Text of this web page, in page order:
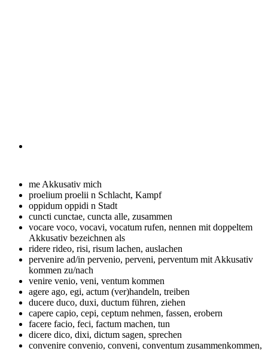
me Akkusativ mich
proelium proelii n Schlacht, Kampf
oppidum oppidi n Stadt
cuncti cunctae, cuncta alle, zusammen
vocare voco, vocavi, vocatum rufen, nennen mit doppeltem
Akkusativ bezeichnen als
ridere rideo, risi, risum lachen, auslachen
pervenire ad/in pervenio, perveni, perventum mit Akkusativ
kommen zu/nach
venire venio, veni, ventum kommen
agere ago, egi, actum (ver)handeln, treiben
ducere duco, duxi, ductum führen, ziehen
capere capio, cepi, ceptum nehmen, fassen, erobern
facere facio, feci, factum machen, tun
dicere dico, dixi, dictum sagen, sprechen
convenire convenio, conveni, conventum zusammenkommen,